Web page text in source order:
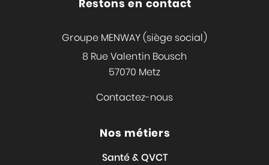
Restons en contact
Groupe MENWAY (siège social)
8 Rue Valentin Bousch
57070 Metz
Contactez-nous
Nos métiers
Santé & QVCT